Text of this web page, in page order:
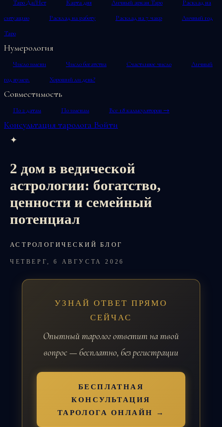
Таро Да/Нет Карта дня Личный аркан Таро
Расклад на
ситуацию
Расклад на работу Расклад на 7 чакр
Личный год
Таро
Нумерология
Число имени Число богатства Счастливое число
Личный
год нумер.
Хороший ли день?
Совместимость
По 2 датам По именам Все 18 калькуляторов →
Консультация таролога Войти
✦
2 дом в ведической
астрологии: богатство,
ценности и семейный
потенциал
АСТРОЛОГИЧЕСКИЙ БЛОГ
ЧЕТВЕРГ, 6 АВГУСТА 2026
УЗНАЙ ОТВЕТ ПРЯМО
СЕЙЧАС
Опытный таролог ответит на твой
вопрос — бесплатно, без регистрации
БЕСПЛАТНАЯ
КОНСУЛЬТАЦИЯ
ТАРОЛОГА ОНЛАЙН →